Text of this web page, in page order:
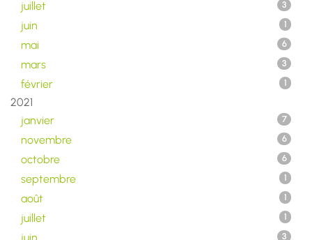
juillet 3
juin 1
mai 6
mars 3
février 1
2021
janvier
7
novembre 6
octobre 6
septembre 1
août 1
juillet 1
3